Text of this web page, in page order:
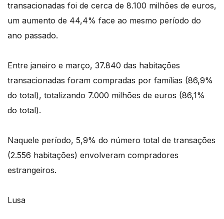
transacionadas foi de cerca de 8.100 milhões de euros,
um aumento de 44,4% face ao mesmo período do
ano passado.
Entre janeiro e março, 37.840 das habitações
transacionadas foram compradas por famílias (86,9%
do total), totalizando 7.000 milhões de euros (86,1%
do total).
Naquele período, 5,9% do número total de transações
(2.556 habitações) envolveram compradores
estrangeiros.
Lusa